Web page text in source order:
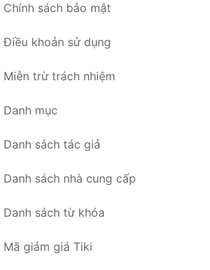
Chính sách bảo mật
Điều khoản sử dụng
Miễn trừ trách nhiệm
Danh mục
Danh sách tác giả
Danh sách nhà cung cấp
Danh sách từ khóa
Mã giảm giá Tiki